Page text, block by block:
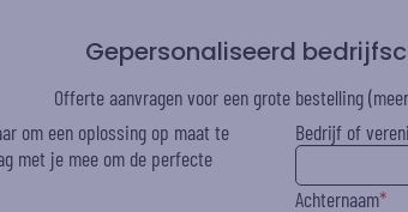
Gepersonaliseerd
Offerte aanvragen voor een grote bestelling
om een oplossing op maat te
met je mee om de perfecte
Bedrijf of
Achternaam